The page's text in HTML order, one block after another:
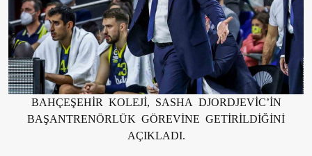
BAHÇEŞEHİR KOLEJİ, SASHA DJORDJEVİC’İN
BAŞANTRENÖRLÜK GÖREVİNE GETİRİLDİĞİNİ
AÇIKLADI.